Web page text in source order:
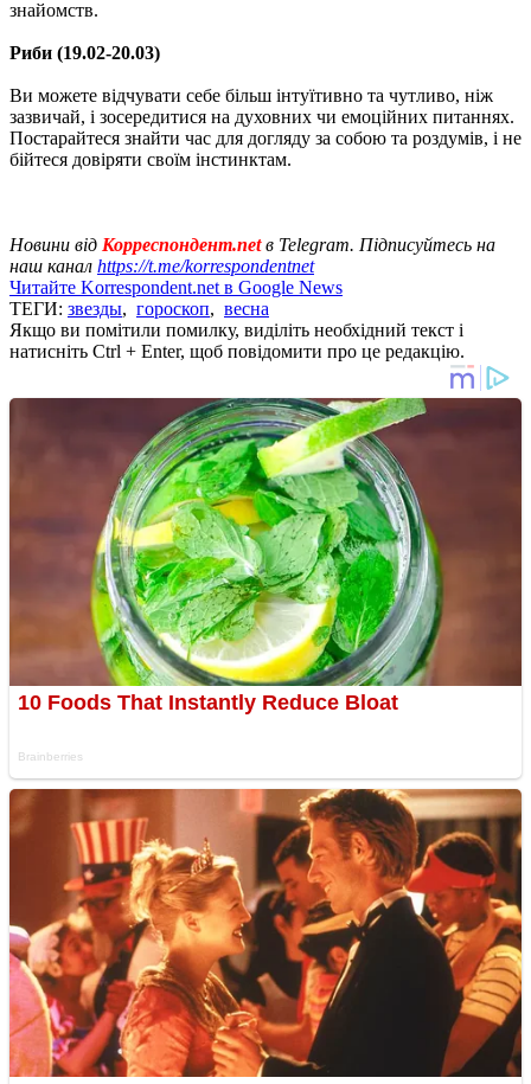
знайомств.
Риби (19.02-20.03)
Ви можете відчувати себе більш інтуїтивно та чутливо, ніж
зазвичай, і зосередитися на духовних чи емоційних питаннях.
Постарайтеся знайти час для догляду за собою та роздумів, і не
бійтеся довіряти своїм інстинктам.
Новини від Корреспондент.netв Telegram. Підписуйтесь на
наш канал https://t.me/korrespondentnet
Читайте Korrespondent.net в Google News
ТЕГИ: звезды, гороскоп, весна
Якщо ви помітили помилку, виділіть необхідний текст і
натисніть Ctrl + Enter, щоб повідомити про це редакцію.